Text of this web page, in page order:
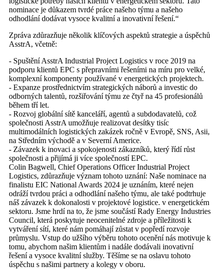
nominace je důkazem tvrdé práce našeho týmu a našeho
odhodlání dodávat vysoce kvalitní a inovativní řešení.“
Zpráva zdůrazňuje několik klíčových aspektů strategie a úspěchů
AsstrA, včetně:
- Spuštění AsstrA Industrial Project Logistics v roce 2019 na
podporu klientů EPC s přepravními řešeními na míru pro velké,
komplexní komponenty používané v energetických projektech.
- Expanze prostřednictvím strategických náborů a investic do
odborných talentů, rozšiřování týmu ze čtyř na 45 profesionálů
během tří let.
- Rozvoj globální sítě kanceláří, agentů a subdodavatelů, což
společnosti AsstrA umožňuje realizovat desítky tisíc
multimodálních logistických zakázek ročně v Evropě, SNS, Asii,
na Středním východě a v Severní Americe.
- Závazek k inovaci a spokojenosti zákazníků, který řídí růst
společnosti a přijímá ji více společností EPC.
Colin Bagwell, Chief Operations Officer Industrial Project
Logistics, zdůrazňuje význam tohoto uznání: Naše nominace na
finalistu EIC National Awards 2024 je uznáním, které nejen
odráží tvrdou práci a odhodlání našeho týmu, ale také podtrhuje
náš závazek k dokonalosti v projektové logistice. v energetickém
sektoru. Jsme hrdí na to, že jsme součástí Rady Energy Industries
Council, která poskytuje neocenitelné zdroje a příležitosti k
vytváření sítí, které nám pomáhají zůstat v popředí rozvoje
průmyslu. Vstup do užšího výběru tohoto ocenění nás motivuje k
tomu, abychom našim klientům i nadále dodávali inovativní
řešení a vysoce kvalitní služby. Těšíme se na oslavu tohoto
úspěchu s našimi partnery a kolegy v oboru.